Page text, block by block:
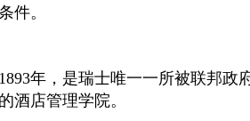
件。
年，是瑞士唯一一所被联邦政
酒店管理学院。